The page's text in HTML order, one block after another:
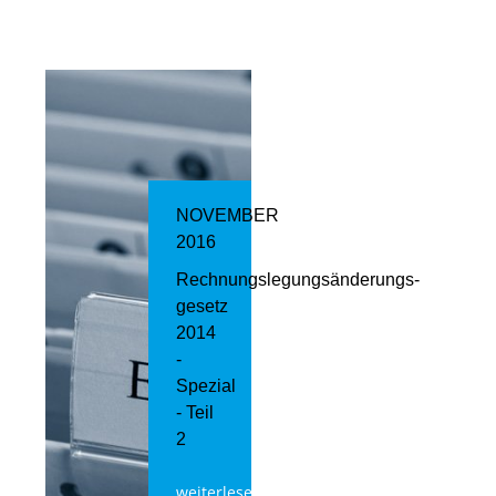
NOVEMBER
2016
Rechnungslegungsänderungs­
gesetz
2014
-
Spezial
- Teil
2
weiterlesen